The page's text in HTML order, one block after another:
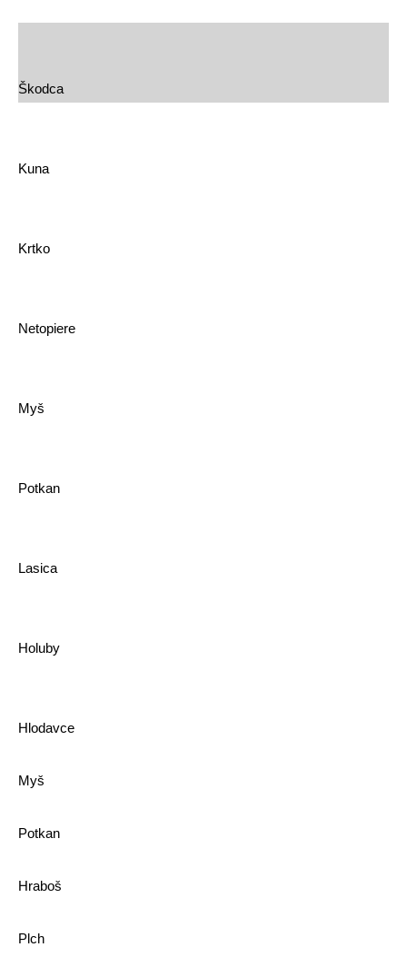
Škodca
Kuna
Krtko
Netopiere
Myš
Potkan
Lasica
Holuby
Hlodavce
Myš
Potkan
Hraboš
Plch